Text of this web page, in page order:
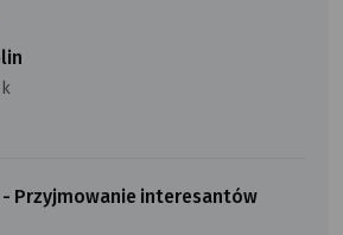
Przyjmowanie interesantów